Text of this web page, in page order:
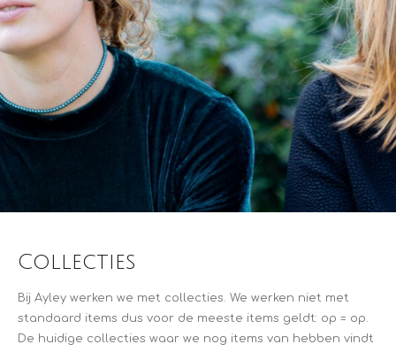
Collecties
Bij Ayley werken we met collecties. We werken niet met
standaard items dus voor de meeste items geldt: op = op.
De huidige collecties waar we nog items van hebben vindt